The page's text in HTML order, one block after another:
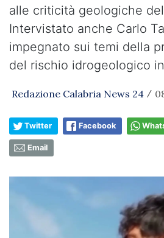
alle criticità geologiche
Intervistato anche Carlo
impegnato sui temi della
del rischio idrogeologico
Redazione Calabria News 24 /
Twitter Facebook
Email